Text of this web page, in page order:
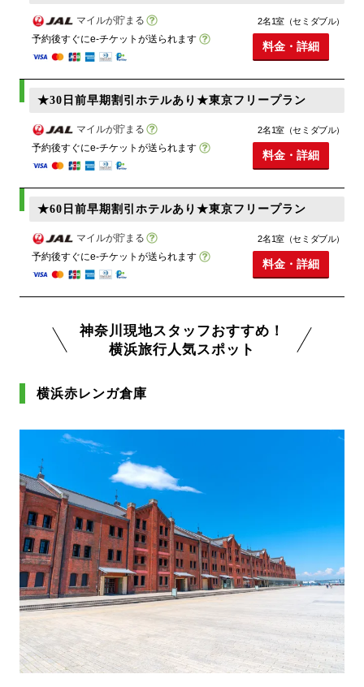
マイルが貯まる
予約後すぐにe-チケットが送られます
2名1室（セミダブル）
料金・詳細
★30日前早期割引ホテルあり★東京フリープラン
マイルが貯まる
予約後すぐにe-チケットが送られます
2名1室（セミダブル）
料金・詳細
★60日前早期割引ホテルあり★東京フリープラン
マイルが貯まる
予約後すぐにe-チケットが送られます
2名1室（セミダブル）
料金・詳細
神奈川現地スタッフおすすめ！
横浜旅行人気スポット
横浜赤レンガ倉庫